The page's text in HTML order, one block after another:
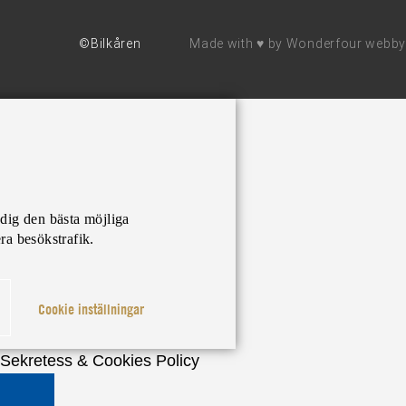
©Bilkåren Made with ♥ by Wonderfour
den bästa möjliga
besökstrafik.
Cookie inställningar
Sekretess & Cookies Policy